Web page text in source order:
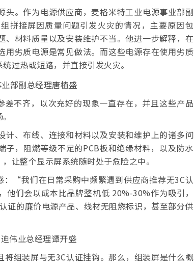
。作为电源供应商，麦格米特工业电源事业部副
拼接屏因质量问题引发火灾的情况，主要原因包
材料质量以及安装维护不当。他进一步解释，在
劣质电源是常见做法。而这些电源存在使用劣质
过热或短路，并直接引发火灾。
不齐，以次充好的现象一直存在，并且这些产品
、布线、连接和材料以及安装和维护上的诸多问
，阻燃等级不足的PCB板和绝缘材料，以及防水
整个显示屏系统随时处于危险之中。
“我们在日常采购中频繁遇到供应商推荐无3C认
们会以成本比品牌整机低 20%-30%作为吸引，
的廉价电源产品、线材无阻燃标识，甚至部分供
组装屏与无3C认证挂钩。那么，组装屏是什么概